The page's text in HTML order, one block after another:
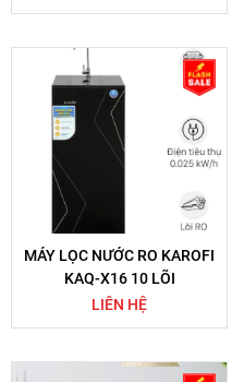
MÁY LỌC NƯỚC RO KAROFI
KAQ-X16 10 LÕI
LIÊN HỆ